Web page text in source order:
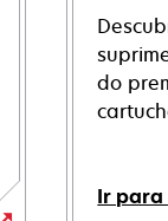
do
Ir para